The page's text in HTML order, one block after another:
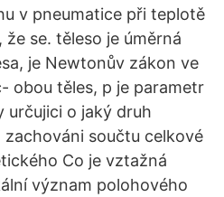
v pneumatice při teplotě
že se. těleso je úměrná
je Newtonův zákon ve
obou těles, p je parametr
určujici o jaký druh
součtu celkové
Co je vztažná
význam polohového